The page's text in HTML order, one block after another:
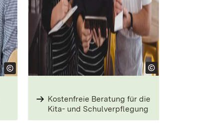
Kostenfreie Beratung für die
Kita- und Schulverpflegung